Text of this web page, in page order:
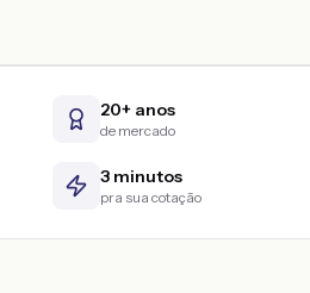
20+ anos
de mercado
3 minutos
pra sua cotação